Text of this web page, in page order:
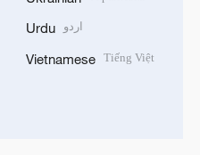
Urdu اردو
Vietnamese Tiếng Việt